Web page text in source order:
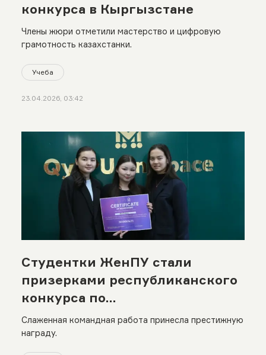
конкурса в Кыргызстане
Члены жюри отметили мастерство и цифровую
грамотность казахстанки.
Учеба
23.04.2026, 03:42
Студентки ЖенПУ стали
призерками республиканского
конкурса по
программированию
Слаженная командная работа принесла престижную
награду.